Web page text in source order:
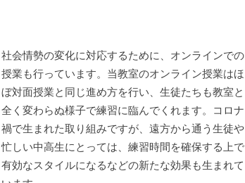
社会情勢の変化に対応するために、オンラインでの
授業も行っています。当教室のオンライン授業はほ
ぼ対面授業と同じ進め方を行い、生徒たちも教室と
全く変わらぬ様子で練習に臨んでくれます。コロナ
禍で生まれた取り組みですが、遠方から通う生徒や
忙しい中高生にとっては、練習時間を確保する上で
有効なスタイルになるなどの新たな効果も生まれて